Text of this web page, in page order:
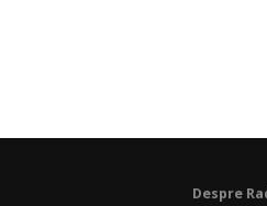
Despre